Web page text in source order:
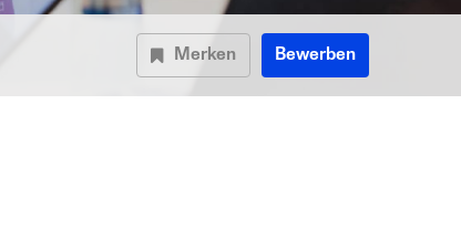
Merken Bewerben